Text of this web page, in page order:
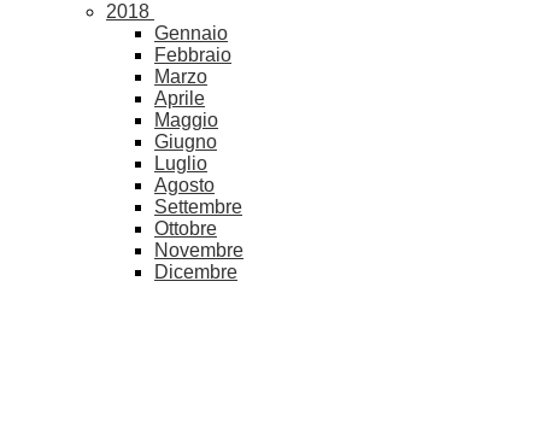
2018
Gennaio
Febbraio
Marzo
Aprile
Maggio
Giugno
Luglio
Agosto
Settembre
Ottobre
Novembre
Dicembre